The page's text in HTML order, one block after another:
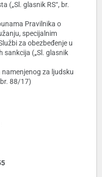
(„Sl. glasnik RS“, br.
Pravilnika o
specijalnim
za obezbeđenje u
sankcija („Sl. glasnik
za ljudsku
br. 88/17)